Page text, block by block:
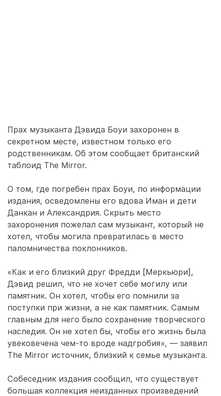
Прах музыканта Дэвида Боуи захоронен в
секретном месте, известном только его
родственникам. Об этом сообщает британский
таблоид The Mirror.
О том, где погребен прах Боуи, по информации
издания, осведомлены его вдова Иман и дети
Данкан и Александрия. Скрыть место
захоронения пожелал сам музыкант, который не
хотел, чтобы могила превратилась в место
паломничества поклонников.
«Как и его близкий друг Фредди [Меркьюри],
Дэвид решил, что не хочет себе могилу или
памятник. Он хотел, чтобы его помнили за
поступки при жизни, а не как памятник. Самым
главным для него было сохранение творческого
наследия. Он не хотел бы, чтобы его жизнь была
увековечена чем-то вроде надгробия», — заявил
The Mirror источник, близкий к семье музыканта.
Собеседник издания сообщил, что существует
большая коллекция неизданных произведений